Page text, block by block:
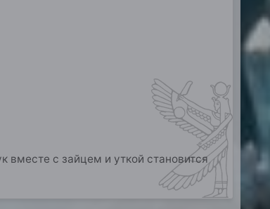
вместе с зайцем и уткой становится